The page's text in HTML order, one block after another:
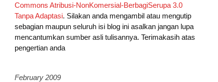
Commons Atribusi-NonKomersial-BerbagiSerupa 3.0
Tanpa Adaptasi. Silakan anda mengambil atau mengutip
sebagian maupun seluruh isi blog ini asalkan jangan lupa
mencantumkan sumber asli tulisannya. Terimakasih atas
pengertian anda
February 2009